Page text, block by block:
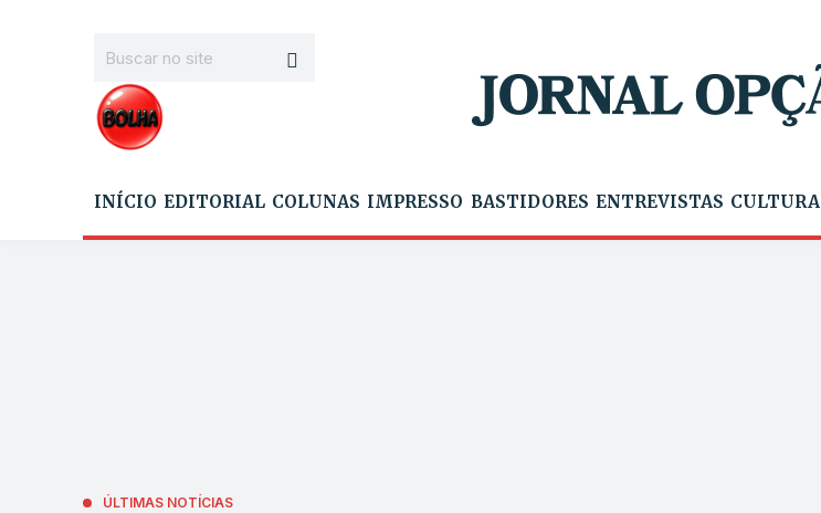
INÍCIO EDITORIAL COLUNAS IMPRESSO BASTIDORES ENTREVISTAS CULTURA
ÚLTIMAS NOTÍCIAS